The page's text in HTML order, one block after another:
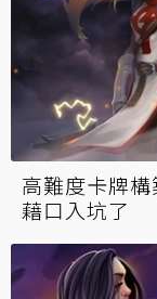
高難度卡牌
藉口入坑了